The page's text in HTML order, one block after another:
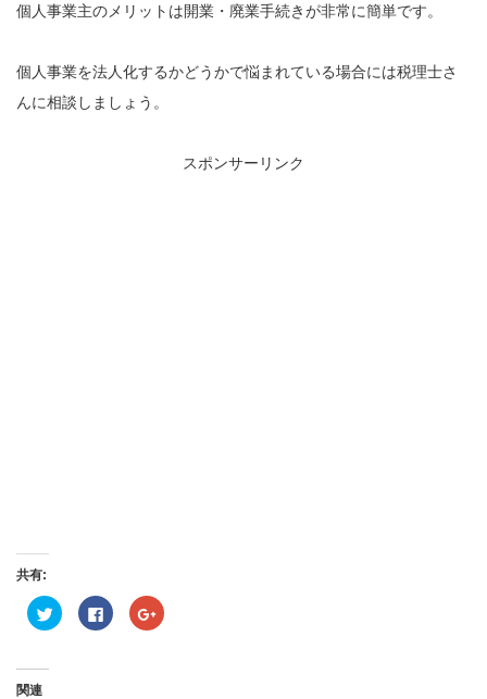
個人事業主のメリットは開業・廃業手続きが非常に簡単です。
個人事業を法人化するかどうかで悩まれている場合には税理士さ
んに相談しましょう。
スポンサーリンク
共有:
ク
リ
Facebook
で
ク
リ
関連